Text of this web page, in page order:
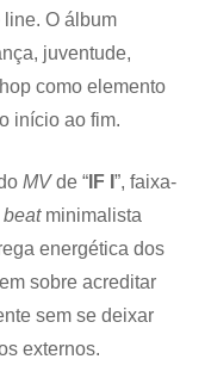
line. O álbum
juventude,
como elemento
início ao fim.
MVde “ IF I ”, faixa-
beat minimalista
energética dos
sobre acreditar
sem se deixar
externos.